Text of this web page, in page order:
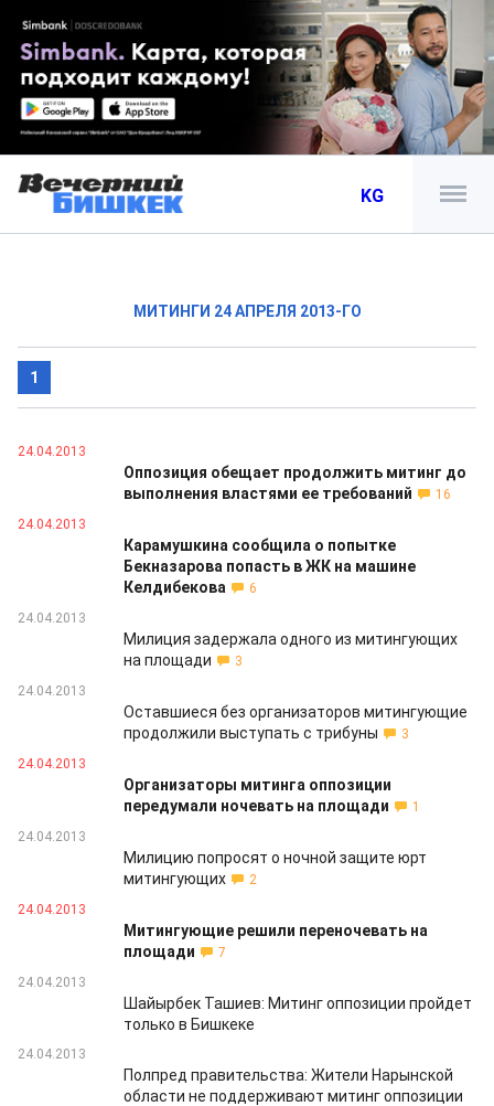
KG
МИТИНГИ 24 АПРЕЛЯ 2013-ГО
1
24.04.2013
Оппозиция обещает продолжить митинг до
выполнения властями ее требований
16
24.04.2013
Карамушкина сообщила о попытке
Бекназарова попасть в ЖК на машине
Келдибекова
6
24.04.2013
Милиция задержала одного из митингующих
на площади
3
24.04.2013
Оставшиеся без организаторов митингующие
продолжили выступать с трибуны
3
24.04.2013
Организаторы митинга оппозиции
передумали ночевать на площади
1
24.04.2013
Милицию попросят о ночной защите юрт
митингующих
2
24.04.2013
Митингующие решили переночевать на
площади
7
24.04.2013
Шайырбек Ташиев: Митинг оппозиции пройдет
только в Бишкеке
24.04.2013
Полпред правительства: Жители Нарынской
области не поддерживают митинг оппозиции